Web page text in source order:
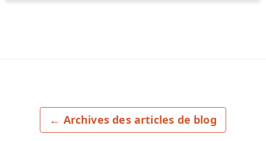
← Archives des articles de blog